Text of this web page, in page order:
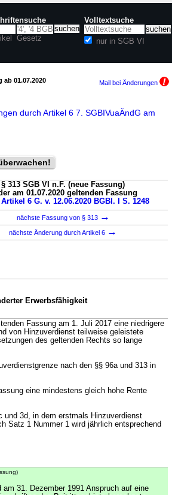
Gesetz
Volltextsuche
nur in SGB VI
ab 01.07.2020 Mail bei Änderungen
durch Artikel 6 7. SGBIVuaÄndG am
§ 313 SGB VI n.F. (neue Fassung)
am 01.07.2020 geltenden Fassung
6 G. v. 12.06.2020 BGBl. I S. 1248
nächste Fassung von § 313 →
nächste Änderung durch Artikel 6 →
Erwerbsfähigkeit
Fassung am 1. Juli 2017 eine niedrigere
von Hinzuverdienst teilweise geleistete
des geltenden Rechts so lange
nach den §§ 96a und 313 in
eine mindestens gleich hohe Rente
und 3d, in dem erstmals Hinzuverdienst
Satz 1 Nummer 1 wird jährlich entsprechend
am 31. Dezember 1991 Anspruch auf eine